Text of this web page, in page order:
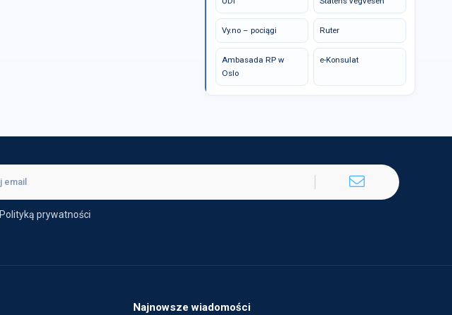
Vy.no – pociągi Ruter
Ambasada RP w
Oslo
e-Konsulat
Polityką prywatności
Najnowsze wiadomości